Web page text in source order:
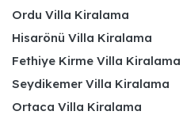
Ordu Villa Kiralama
Hisarönü Villa Kiralama
Fethiye Kirme Villa Kiralama
Seydikemer Villa Kiralama
Ortaca Villa Kiralama